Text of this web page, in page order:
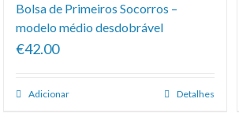
Bolsa de Primeiros Socorros –
modelo médio desdobrável
€42.00
Adicionar Detalhes